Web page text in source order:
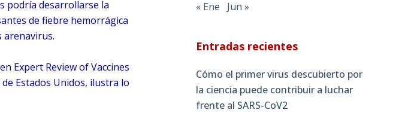
podría desarrollarse la
de fiebre hemorrágica
arenavirus.
Expert Review of Vaccines
Estados Unidos, ilustra lo
« Ene Jun »
Entradas recientes
Cómo el primer virus descubierto por
la ciencia puede contribuir a luchar
frente al SARS-CoV2